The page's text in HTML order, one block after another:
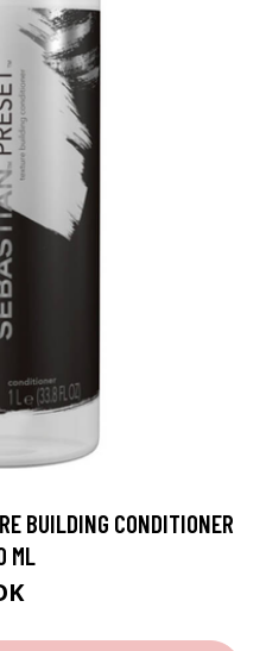
BUILDING CONDITIONER
ML